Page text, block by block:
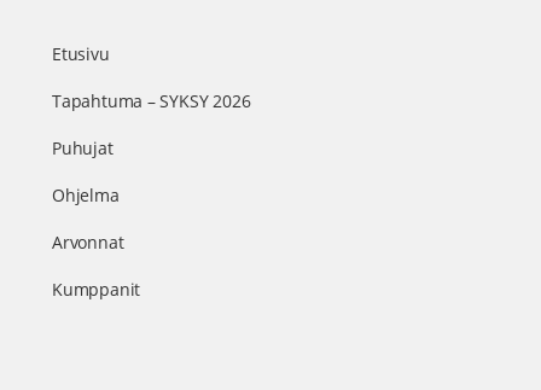
Etusivu
Tapahtuma – SYKSY 2026
Puhujat
Ohjelma
Arvonnat
Kumppanit